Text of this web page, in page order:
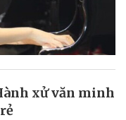
xử văn minh